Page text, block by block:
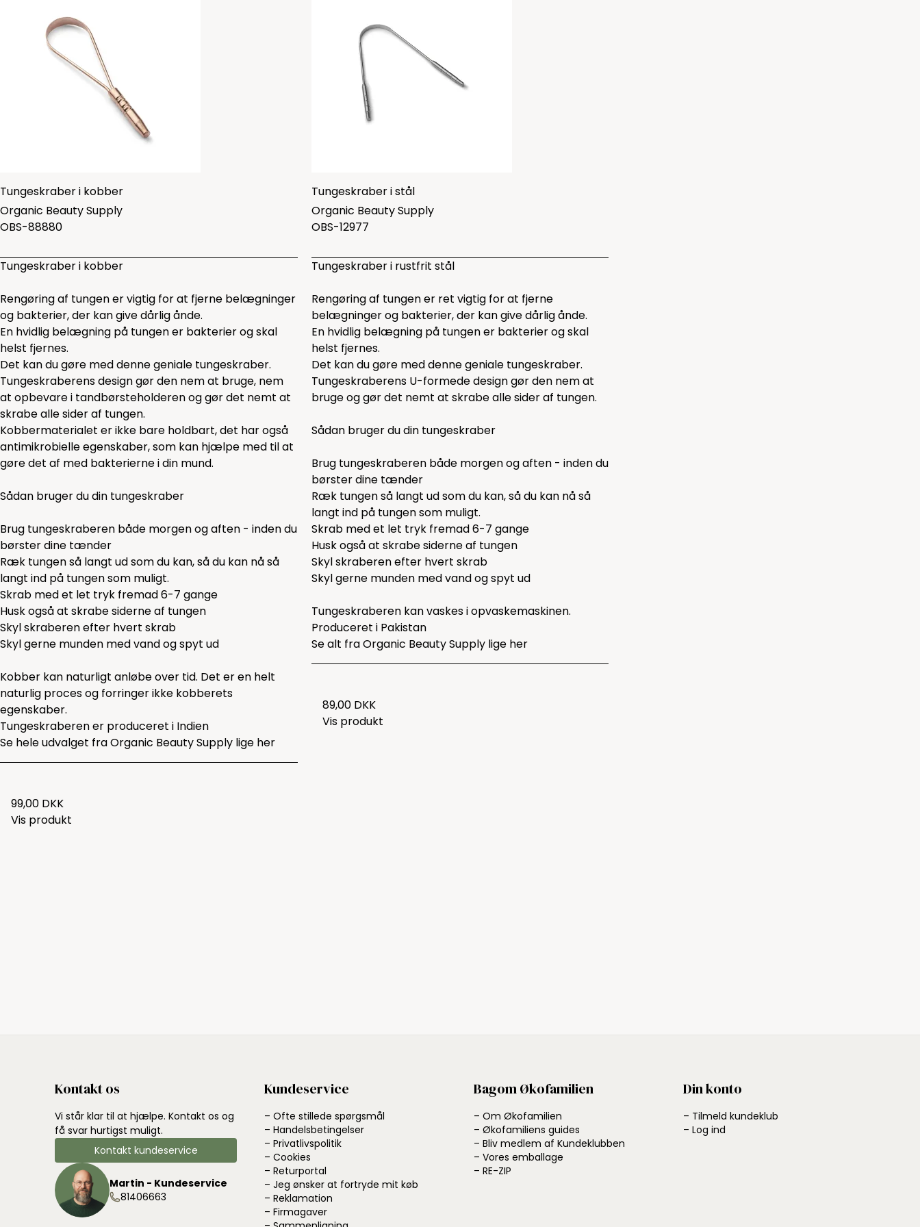
Tungeskraber i kobber
Organic Beauty Supply
OBS-88880
Tungeskraber i kobber
Rengøring af tungen er vigtig for at fjerne belægninger
og bakterier, der kan give dårlig ånde.
En hvidlig belægning på tungen er bakterier og skal
helst fjernes.
Det kan du gøre med denne geniale tungeskraber.
Tungeskraberens design gør den nem at bruge, nem
at opbevare i tandbørsteholderen og gør det nemt at
skrabe alle sider af tungen.
Kobbermaterialet er ikke bare holdbart, det har også
antimikrobielle egenskaber, som kan hjælpe med til at
gøre det af med bakterierne i din mund.
Sådan bruger du din tungeskraber
Brug tungeskraberen både morgen og aften - inden du
børster dine tænder
Ræk tungen så langt ud som du kan, så du kan nå så
langt ind på tungen som muligt.
Skrab med et let tryk fremad 6-7 gange
Husk også at skrabe siderne af tungen
Skyl skraberen efter hvert skrab
Skyl gerne munden med vand og spyt ud
Kobber kan naturligt anløbe over tid. Det er en helt
naturlig proces og forringer ikke kobberets
egenskaber.
Tungeskraberen er produceret i Indien
Se hele udvalget fra Organic Beauty Supply lige her
99,00 DKK
Vis produkt
Tungeskraber i stål
Organic Beauty Supply
OBS-12977
Tungeskraber i rustfrit stål
Rengøring af tungen er ret vigtig for at fjerne
belægninger og bakterier, der kan give dårlig ånde.
En hvidlig belægning på tungen er bakterier og skal
helst fjernes.
Det kan du gøre med denne geniale tungeskraber.
Tungeskraberens U-formede design gør den nem at
bruge og gør det nemt at skrabe alle sider af tungen.
Sådan bruger du din tungeskraber
Brug tungeskraberen både morgen og aften - inden du
børster dine tænder
Ræk tungen så langt ud som du kan, så du kan nå så
langt ind på tungen som muligt.
Skrab med et let tryk fremad 6-7 gange
Husk også at skrabe siderne af tungen
Skyl skraberen efter hvert skrab
Skyl gerne munden med vand og spyt ud
Tungeskraberen kan vaskes i opvaskemaskinen.
Produceret i Pakistan
Se alt fra Organic Beauty Supply lige her
89,00 DKK
Vis produkt
Kontakt os
Vi står klar til at hjælpe. Kontakt os og
få svar hurtigst muligt.
Kontakt kundeservice
Martin - Kundeservice
81406663
Kundeservice
– Ofte stillede spørgsmål
– Handelsbetingelser
– Privatlivspolitik
– Cookies
– Returportal
– Jeg ønsker at fortryde mit køb
– Reklamation
– Firmagaver
Bagom Økofamilien
– Om Økofamilien
– Økofamiliens guides
– Bliv medlem af Kundeklubben
– Vores emballage
– RE-ZIP
Din konto
– Tilmeld kundeklub
– Log ind